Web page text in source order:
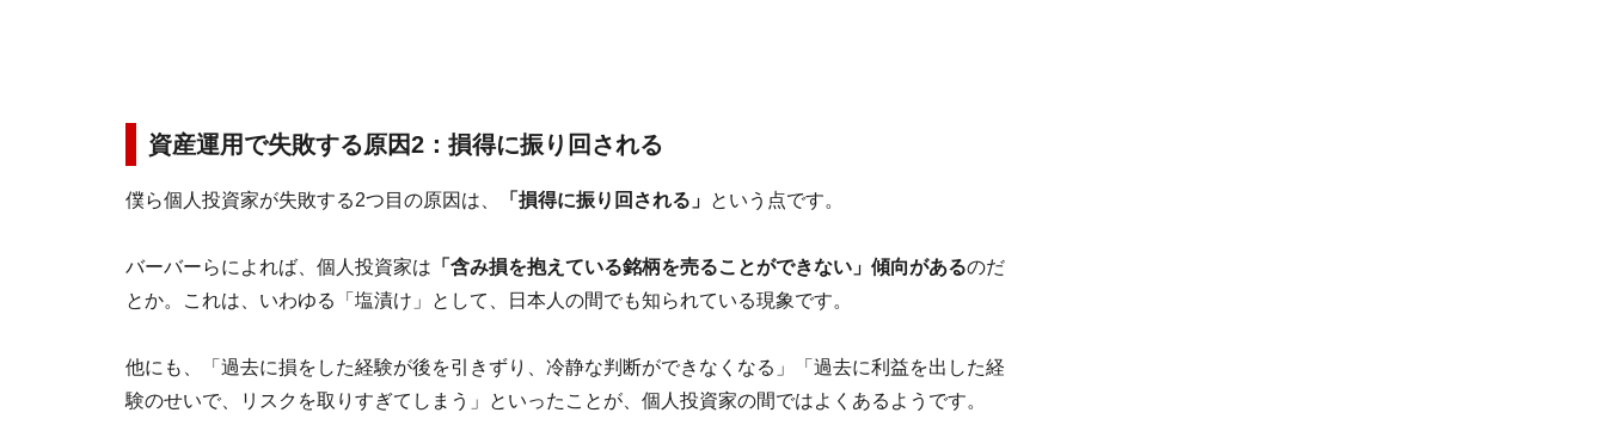
資産運用で失敗する原因2：損得に振り回される
僕ら個人投資家が失敗する2つ目の原因は、 「損得に振り回される」 という点です。
バーバーらによれば、個人投資家は 「含み損を抱えている銘柄を売ることができない」傾向があるのだ
とか。これは、いわゆる「塩漬け」として、日本人の間でも知られている現象です。
他にも、「過去に損をした経験が後を引きずり、冷静な判断ができなくなる」「過去に利益を出した経
験のせいで、リスクを取りすぎてしまう」といったことが、個人投資家の間ではよくあるようです。